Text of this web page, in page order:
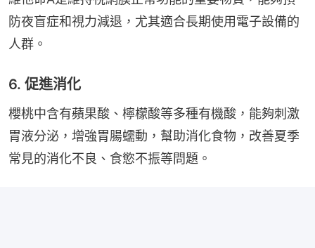
防夜盲症和視力減退，尤其適合長期使用電子設備的
人群。
6. 促進消化
櫻桃中含有蘋果酸、檸檬酸等多種有機酸，能夠刺激
胃液分泌，增強胃腸蠕動，幫助消化食物，改善夏季
常見的消化不良、食慾不振等問題。